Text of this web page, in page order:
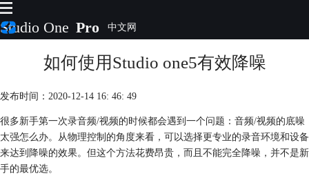
Studio One Pro
插件
视频教程
服务
购买
如何使用Studio one5有效降噪
发布时间：2020-12-14 16: 46: 49
很多新手第一次录音频/视频的时候都会遇到一个问题：音频/视频的底噪
太强怎么办。从物理控制的角度来看，可以选择更专业的录音环境和设备
来达到降噪的效果。但这个方法花费昂贵，而且不能完全降噪，并不是新
手的最优选。